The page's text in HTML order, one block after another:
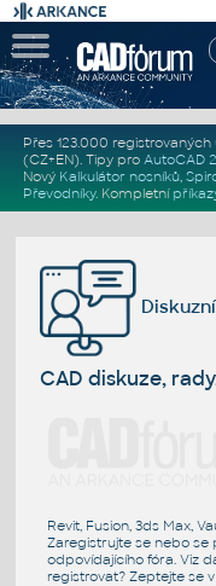
Přes 123.000 registrovaných
(CZ+EN). Tipy pro AutoCAD
Nový Kalkulátor nosníků,
Převodníky. Kompletní
CAD diskuze,
Revit, Fusion, 3ds Max,
Zaregistrujte se nebo se
odpovídajícího fóra. Viz
registrovat? Zeptejte se